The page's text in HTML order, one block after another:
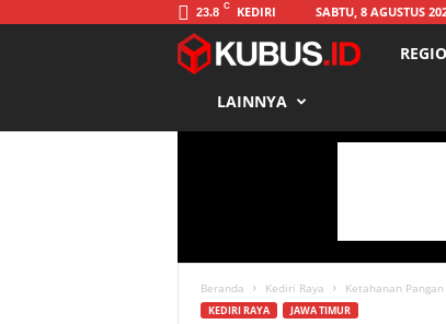
23.8 C KEDIRI SABTU, 8 AGUSTUS
s
LAINNYA
Beranda Kediri Raya Ketahanan
KEDIRI RAYA JAWA TIMUR